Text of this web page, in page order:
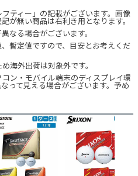
ティー」の記載がございます。画像
が無い商品は右利き用となります。
なる場合がございます。
暫定値ですので、目安とお考えくだ
海外出荷は対象外です。
ン・モバイル端末のディスプレイ環
って見える場合がございます。予め